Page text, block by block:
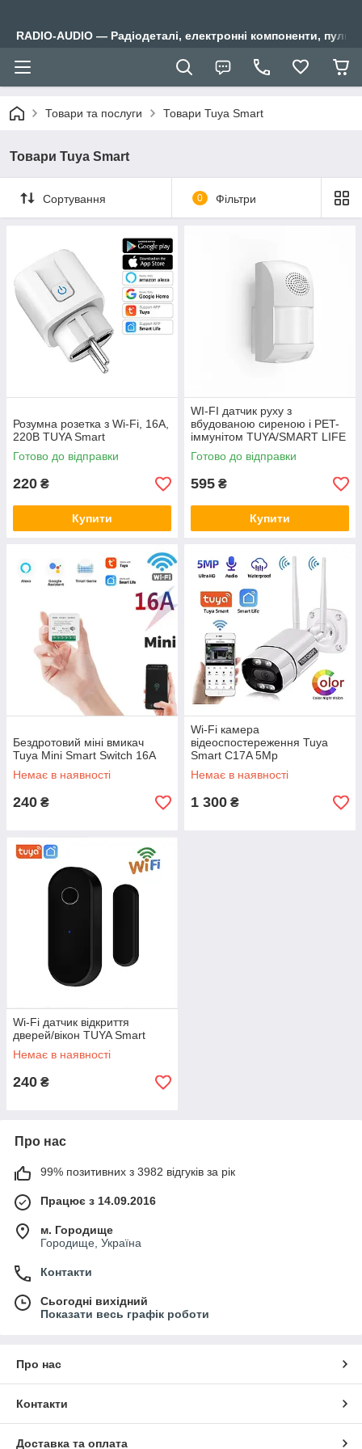
RADIO-AUDIO — Радіодеталі, електронні компоненти,
Товари та послуги Товари Tuya Smart
Товари Tuya Smart
Сортування 0 Фільтри
Розумна розетка з Wi-Fi, 16А,
220В TUYA Smart
Готово до відправки
220 ₴
Купити
WI-FI датчик руху з
вбудованою сиреною і PET-
іммунітом TUYA/SMART LIFE
Готово до відправки
595 ₴
Купити
Бездротовий міні вмикач
Tuya Mini Smart Switch 16A
Немає в наявності
240 ₴
Wi-Fi камера
відеоспостереження Tuya
Smart C17A 5Mp
Немає в наявності
1 300 ₴
Wi-Fi датчик відкриття
дверей/вікон TUYA Smart
Немає в наявності
240 ₴
Про нас
99% позитивних з 3982 відгуків за рік
Працює з 14.09.2016
м. Городище
Городище, Україна
Контакти
Сьогодні вихідний
Показати весь графік роботи
Про нас
Контакти
Доставка та оплата